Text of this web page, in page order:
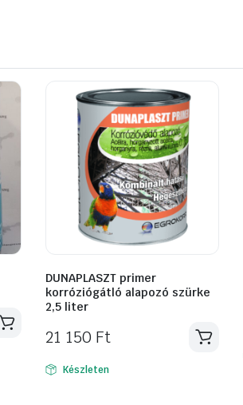
DUNAPLASZT primer
korróziógátló alapozó szürke
2,5 liter
21 150 Ft
Készleten